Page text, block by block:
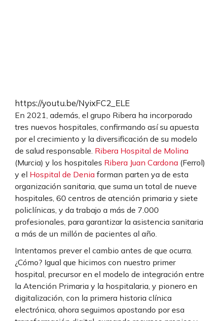
https://youtu.be/NyixFC2_ELE
En 2021, además, el grupo Ribera ha incorporado
tres nuevos hospitales, confirmando así su apuesta
por el crecimiento y la diversificación de su modelo
de salud responsable. Ribera Hospital de Molina
(Murcia) y los hospitales Ribera Juan Cardona (Ferrol)
y el Hospital de Denia forman parten ya de esta
organización sanitaria, que suma un total de nueve
hospitales, 60 centros de atención primaria y siete
policlínicas, y da trabajo a más de 7.000
profesionales, para garantizar la asistencia sanitaria
a más de un millón de pacientes al año.
Intentamos prever el cambio antes de que ocurra.
¿Cómo? Igual que hicimos con nuestro primer
hospital, precursor en el modelo de integración entre
la Atención Primaria y la hospitalaria, y pionero en
digitalización, con la primera historia clínica
electrónica, ahora seguimos apostando por esa